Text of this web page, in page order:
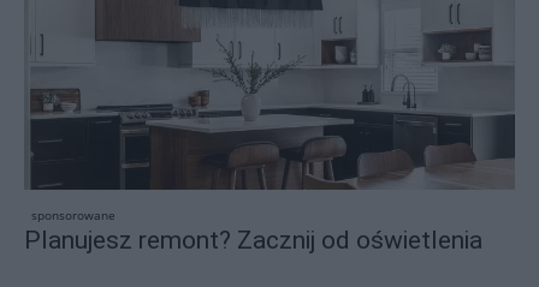
sponsorowane
Planujesz remont? Zacznij od oświetlenia